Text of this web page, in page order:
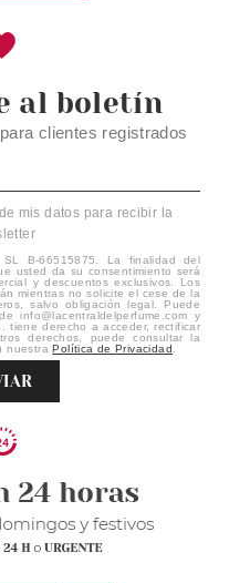
al boletín
clientes registrados
mis datos para recibir la
SL B-66515875. La finalidad del
usted da su consentimiento será
y descuentos exclusivos. Los
mientras no solicite el cese de la
salvo obligación legal. Puede
info@lacentraldelperfume.com y
tiene derecho a acceder, rectificar
derechos, puede consultar la
nuestraPolítica de Privacidad